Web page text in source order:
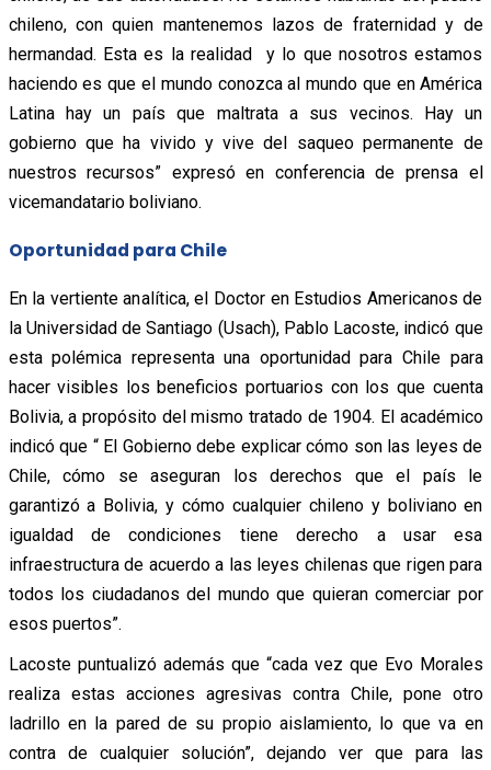
chileno, con quien mantenemos lazos de fraternidad y de
hermandad. Esta es la realidad y lo que nosotros estamos
haciendo es que el mundo conozca al mundo que en América
Latina hay un país que maltrata a sus vecinos. Hay un
gobierno que ha vivido y vive del saqueo permanente de
nuestros recursos” expresó en conferencia de prensa el
vicemandatario boliviano.
Oportunidad para Chile
En la vertiente analítica, el Doctor en Estudios Americanos de
la Universidad de Santiago (Usach), Pablo Lacoste, indicó que
esta polémica representa una oportunidad para Chile para
hacer visibles los beneficios portuarios con los que cuenta
Bolivia, a propósito del mismo tratado de 1904. El académico
indicó que “ El Gobierno debe explicar cómo son las leyes de
Chile, cómo se aseguran los derechos que el país le
garantizó a Bolivia, y cómo cualquier chileno y boliviano en
igualdad de condiciones tiene derecho a usar esa
infraestructura de acuerdo a las leyes chilenas que rigen para
todos los ciudadanos del mundo que quieran comerciar por
esos puertos”.
Lacoste puntualizó además que “cada vez que Evo Morales
realiza estas acciones agresivas contra Chile, pone otro
ladrillo en la pared de su propio aislamiento, lo que va en
contra de cualquier solución”, dejando ver que para las